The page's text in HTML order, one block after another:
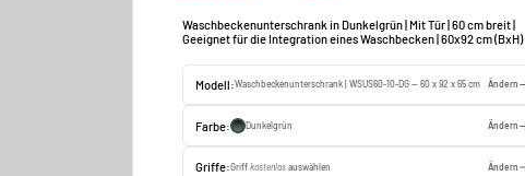
Waschbeckenunterschrank in Dunkelgrün | Mit Tür | 60 cm breit |
Geeignet für die Integration eines Waschbecken | 60x92 cm (BxH)
Modell:Waschbeckenunterschrank | WSUS60-10-DG — 60 x 92 x 65 cm Ändern
Farbe: Dunkelgrün Ändern
Griffe:Griffkostenlos auswählen Ändern